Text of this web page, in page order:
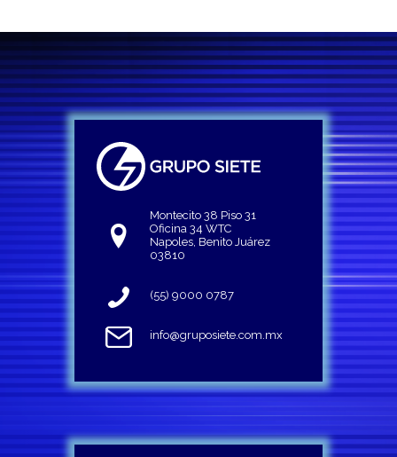
Montecito 38 Piso 31
Oficina 34 WTC
Napoles, Benito Juárez
03810
(55) 9000 0787
info@gruposiete.com.mx